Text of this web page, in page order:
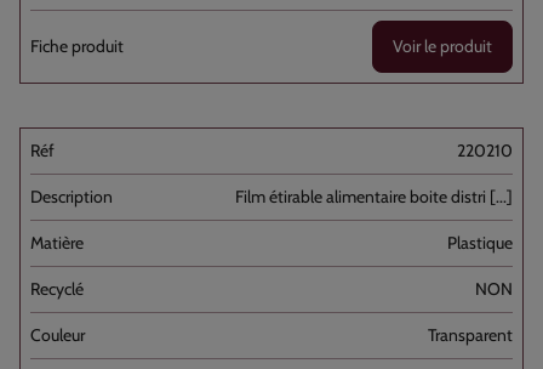
Voir le produit
220210
Film étirable alimentaire boite distri [...]
Plastique
NON
Transparent